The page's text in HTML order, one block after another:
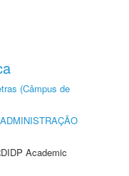
(Câmpus de
Academic